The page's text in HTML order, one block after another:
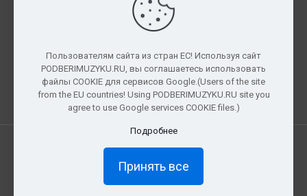
УСЛОВИЯ ВОЗВРАТА
г. Москва, Московская область, Центральный
федеральный округ, РФ, Россия
Все права защищены. © 2026 PODBERIMUZYKU.RU
Пользователям сайта из стран ЕС! Используя сайт
PODBERIMUZYKU.RU, вы соглашаетесь использовать
файлы COOKIE для сервисов Google.(Users of the site
from the EU countries! Using PODBERIMUZYKU.RU site you
agree to use Google services COOKIE files.)
Подробнее
Принять все